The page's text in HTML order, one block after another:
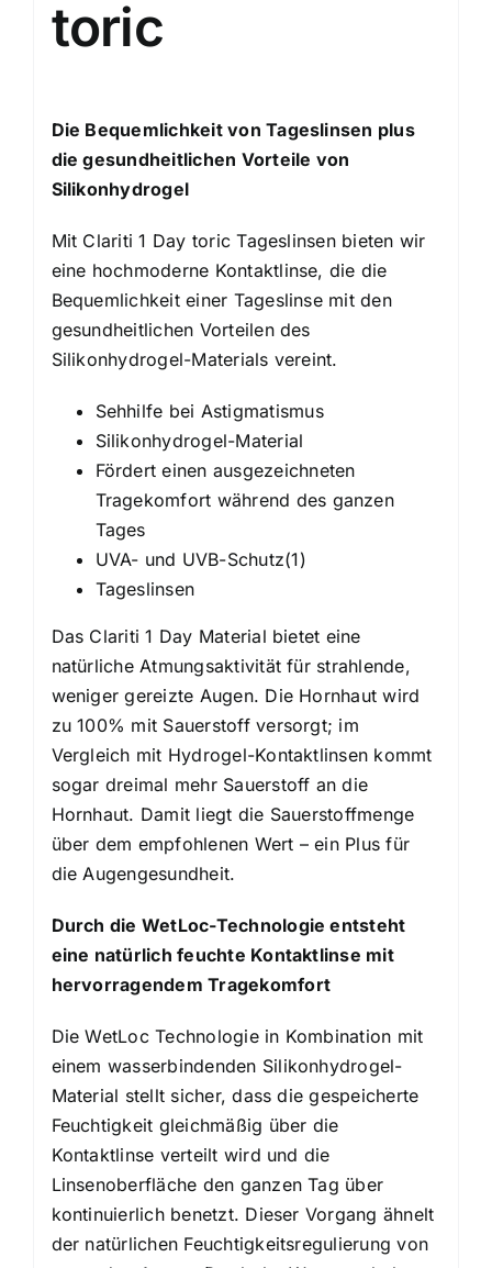
toric
Die Bequemlichkeit von Tageslinsen plus
die gesundheitlichen Vorteile von
Silikonhydrogel
Mit Clariti 1 Day toric Tageslinsen bieten wir
eine hochmoderne Kontaktlinse, die die
Bequemlichkeit einer Tageslinse mit den
gesundheitlichen Vorteilen des
Silikonhydrogel-Materials vereint.
Sehhilfe bei Astigmatismus
Silikonhydrogel-Material
Fördert einen ausgezeichneten
Tragekomfort während des ganzen
Tages
UVA- und UVB-Schutz(1)
Tageslinsen
Das Clariti 1 Day Material bietet eine
natürliche Atmungsaktivität für strahlende,
weniger gereizte Augen. Die Hornhaut wird
zu 100% mit Sauerstoff versorgt; im
Vergleich mit Hydrogel-Kontaktlinsen kommt
sogar dreimal mehr Sauerstoff an die
Hornhaut. Damit liegt die Sauerstoffmenge
über dem empfohlenen Wert – ein Plus für
die Augengesundheit.
Durch die WetLoc-Technologie entsteht
eine natürlich feuchte Kontaktlinse mit
hervorragendem Tragekomfort
Die WetLoc Technologie in Kombination mit
einem wasserbindenden Silikonhydrogel-
Material stellt sicher, dass die gespeicherte
Feuchtigkeit gleichmäßig über die
Kontaktlinse verteilt wird und die
Linsenoberfläche den ganzen Tag über
kontinuierlich benetzt. Dieser Vorgang ähnelt
der natürlichen Feuchtigkeitsregulierung von